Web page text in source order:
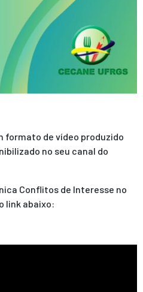
formato de vídeo produzido
no seu canal do
Conflitos de Interesse no
link abaixo: